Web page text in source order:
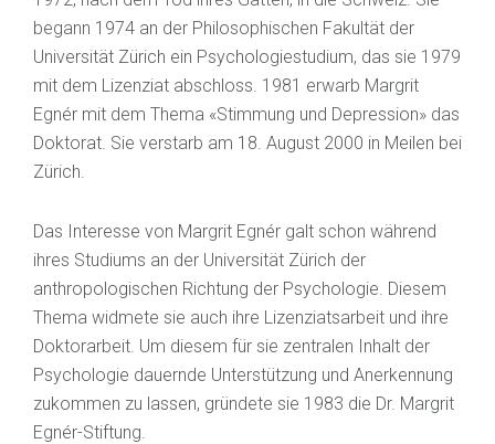
begann 1974 an der Philosophischen Fakultät der
Universität Zürich ein Psychologiestudium, das sie 1979
mit dem Lizenziat abschloss. 1981 erwarb Margrit
Egnér mit dem Thema «Stimmung und Depression» das
Doktorat. Sie verstarb am 18. August 2000 in Meilen bei
Zürich.
Das Interesse von Margrit Egnér galt schon während
ihres Studiums an der Universität Zürich der
anthropologischen Richtung der Psychologie. Diesem
Thema widmete sie auch ihre Lizenziatsarbeit und ihre
Doktorarbeit. Um diesem für sie zentralen Inhalt der
Psychologie dauernde Unterstützung und Anerkennung
zukommen zu lassen, gründete sie 1983 die Dr. Margrit
Egnér-Stiftung.